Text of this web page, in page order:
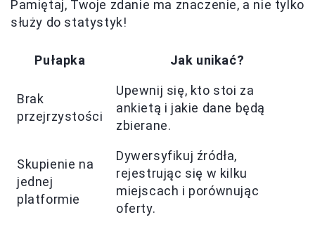
Pamiętaj, Twoje zdanie ma znaczenie, a nie tylko
służy do statystyk!
Pułapka Jak unikać?
Brak
przejrzystości
Upewnij się, kto stoi za
ankietą i jakie dane będą
zbierane.
Skupienie na
jednej
platformie
Dywersyfikuj źródła,
rejestrując się w kilku
miejscach i porównując
oferty.